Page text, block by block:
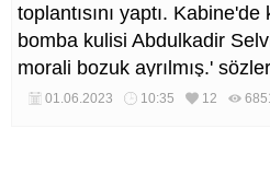
toplantısını yaptı.
bomba kulisi Abdulkadir
morali bozuk ayrılmış.'
bakanların hiçbiri yeni
01.06.2023 10:35 12